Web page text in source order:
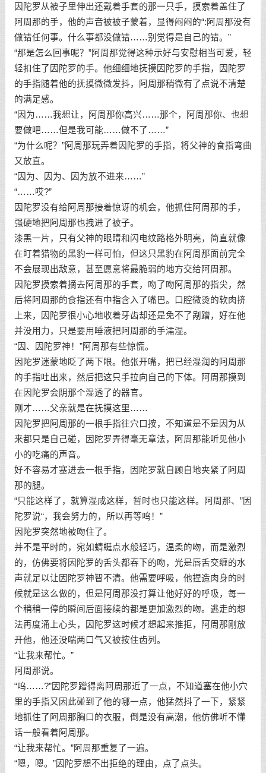
因陀罗从被子里伸出还戴着手套的那一只手，摸索着盖住了
阿周那的手，他的声音被被子蒙着，显得闷闷的“:阿周那没有
做错任何事。什么事都没做错……别觉得是自己的错。”
“那是怎么回事呢？”阿周那觉得这种示好与安慰相当可爱，轻
轻扣住了因陀罗的手。他细细地抚摸因陀罗的手指，因陀罗
的手指随着他的抚摸微微发抖，阿周那稍微有了点说不清楚
的满足感。
“因为……我想让，阿周那你高兴……那个，阿周那你、也想
要做吧……但是我可能……做不了……”
“为什么呢？”阿周那玩弄着因陀罗的手指，将父神的食指弯曲
又放直。
“因为、因为、因为放不进来……”
“……哎?”
因陀罗没有给阿周那接着惊讶的机会，他抓住阿周那的手，
强硬地把阿周那也拽进了被子。
漆黑一片，只有父神的眼睛和闪电纹路格外明亮，简直就像
在盯着猎物的黑豹一样可怕，但这只黑豹在阿周那面前完全
不会展现出敌意，甚至愿意将最脆弱的地方交给阿周那。
因陀罗摸索着摘去阿周那的手套，吻了吻阿周那的指尖，然
后将阿周那的食指还有中指含入了嘴巴。口腔微烫的软肉挤
上来，因陀罗很小心地收着牙齿却还是免不了剐蹭，好在他
并没用力，只是要用唾液把阿周那的手濡湿。
“因、因陀罗神！”阿周那有些惊慌。
因陀罗迷蒙地眨了两下眼。他张开嘴，把已经湿润的阿周那
的手指吐出来，然后把这只手拉向自己的下体。阿周那摸到
在因陀罗会阴那个湿透了的器官。
刚才……父亲就是在抚摸这里……
因陀罗把阿周那的一根手指往穴口按，不知道是不是因为从
来都只是自己碰，因陀罗弄得毫无章法，阿周那能听见他小
小的吃痛的声音。
好不容易才塞进去一根手指，因陀罗就自顾自地夹紧了阿周
那的腿。
“只能这样了，就算湿成这样，暂时也只能这样。阿周那、”因
陀罗说“，我会努力的，所以再等呜！”
因陀罗突然地被吻住了。
并不是平时的，宛如蜻蜓点水般轻巧，温柔的吻，而是激烈
的，仿佛要将因陀罗的舌头都吞下的吻，光是唇舌交缠的水
声就足以让因陀罗神智不清。他需要呼吸，他捏造肉身的时
候就是这么做的，但是阿周那没打算让他好好的呼吸，每一
个稍稍一停的瞬间后面接续的都是更加激烈的吻。逃走的想
法再度涌上心头，因陀罗这时候才想起来推拒，阿周那刚放
开他，他还没喘两口气又被按住齿列。
“让我来帮忙。”
阿周那说。
“呜……?”因陀罗蹭得离阿周那近了一点，不知道塞在他小穴
里的手指又因此碰到了他的哪一点，他猛然抖了一下，紧紧
地抓住了阿周那胸口的衣服，倒是没有高潮，他仿佛听不懂
话一般看着阿周那。
“让我来帮忙。”阿周那重复了一遍。
“嗯，嗯。”因陀罗想不出拒绝的理由，点了点头。